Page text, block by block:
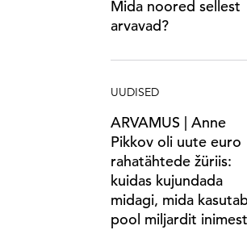
Mida noored sellest
arvavad?
UUDISED
ARVAMUS | Anne
Pikkov oli uute euro
rahatähtede žüriis:
kuidas kujundada
midagi, mida
pool miljardit